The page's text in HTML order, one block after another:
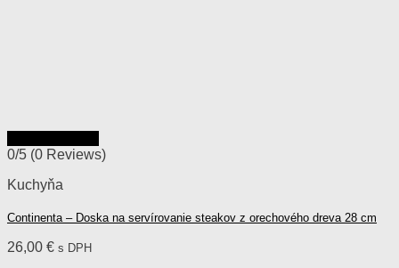
0/5 (0 Reviews)
Kuchyňa
Continenta – Doska na servírovanie steakov z orechového dreva 28 cm
26,00 € s DPH